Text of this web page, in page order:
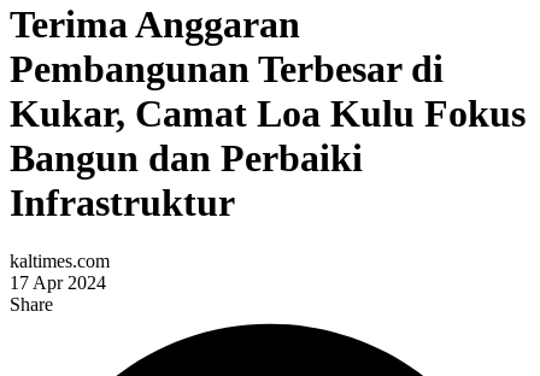
Terima Anggaran
Pembangunan Terbesar di
Kukar, Camat Loa Kulu Fokus
Bangun dan Perbaiki
Infrastruktur
kaltimes.com
17 Apr 2024
Share